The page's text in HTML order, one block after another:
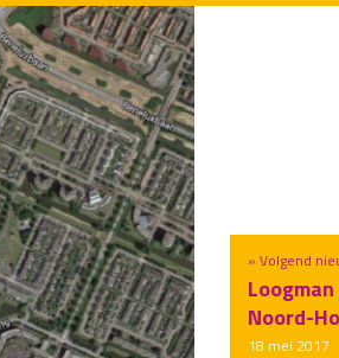
» Volgend
Noord-
18 mei 2017